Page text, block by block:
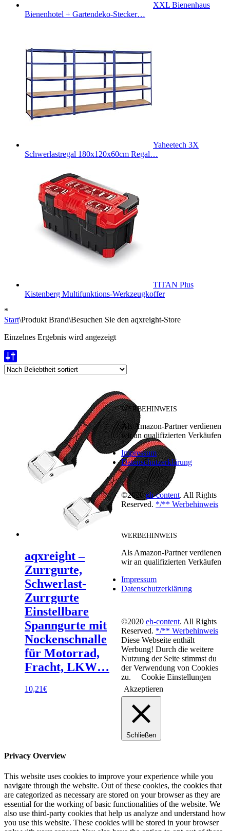
XXL Bienenhaus
Bienenhotel + Gartendeko-Stecker…
Yaheetech 3X
Schwerlastregal 180x120x60cm Regal…
TITAN Plus
Kistenberg Multifunktions-Werkzeugkoffer
*
Start\Produkt Brand\Besuchen Sie den aqxreight-Store
Einzelnes Ergebnis wird angezeigt
aqxreight –
Zurrgurte,
Schwerlast-
Zurrgurte
Einstellbare
Spanngurte mit
Nockenschnalle
für Motorrad,
Fracht, LKW…
10,21€
WERBEHINWEIS
Als Amazon-Partner verdienen
wir an qualifizierten Verkäufen
Impressum
Datenschutzerklärung
©2020eh-content. All Rights
Reserved. */** Werbehinweis
WERBEHINWEIS
Als Amazon-Partner verdienen
wir an qualifizierten Verkäufen
Impressum
Datenschutzerklärung
©2020eh-content. All Rights
Reserved. */** Werbehinweis
Diese Webseite enthält
Werbung! Durch die weitere
Nutzung der Seite stimmst du
der Verwendung von Cookies
zu.
Cookie Einstellungen
Akzeptieren
Schließen
Privacy Overview
This website uses cookies to improve your experience while you
navigate through the website. Out of these cookies, the cookies that
are categorized as necessary are stored on your browser as they are
essential for the working of basic functionalities of the website. We
also use third-party cookies that help us analyze and understand how
you use this website. These cookies will be stored in your browser